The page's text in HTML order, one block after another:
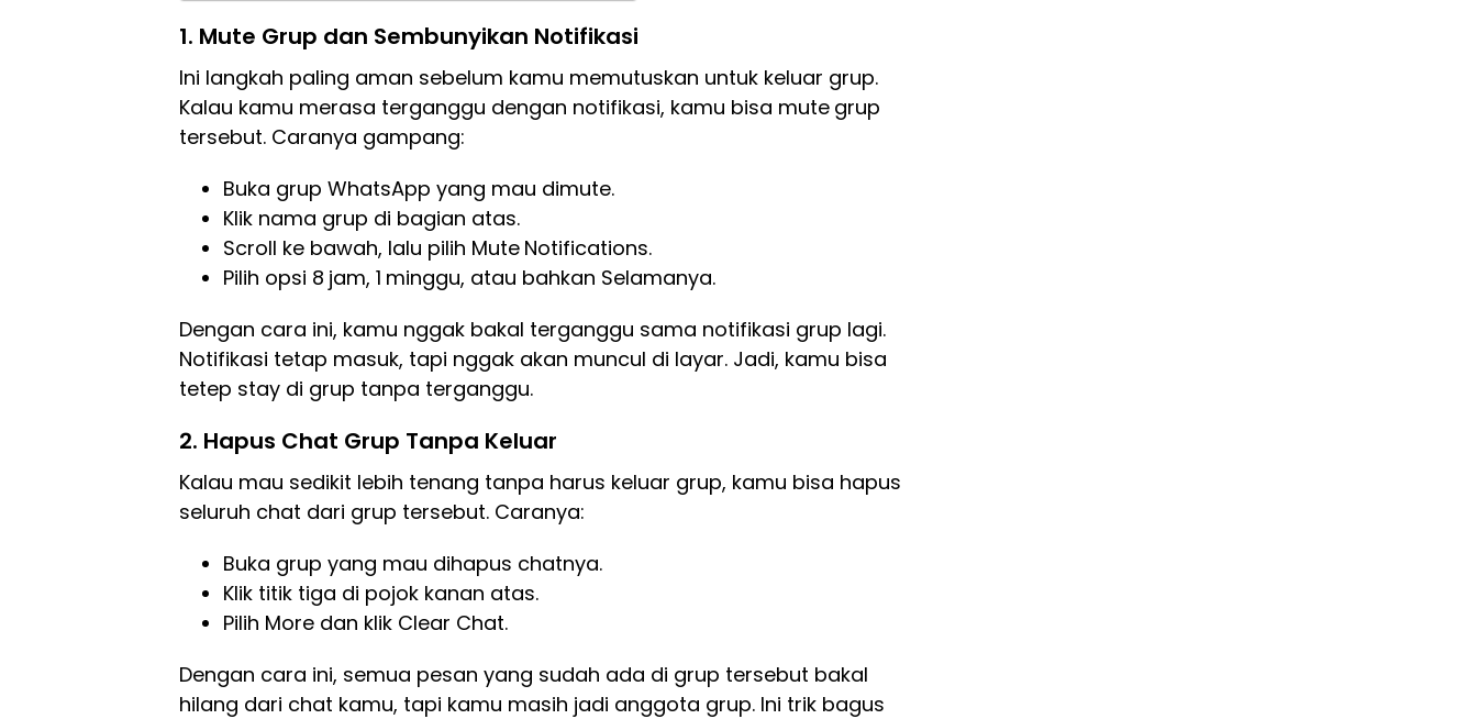
1. Mute Grup dan Sembunyikan Notifikasi
Ini langkah paling aman sebelum kamu memutuskan untuk keluar grup.
Kalau kamu merasa terganggu dengan notifikasi, kamu bisa mute grup
tersebut. Caranya gampang:
Buka grup WhatsApp yang mau dimute.
Klik nama grup di bagian atas.
Scroll ke bawah, lalu pilih Mute Notifications.
Pilih opsi 8 jam, 1 minggu, atau bahkan Selamanya.
Dengan cara ini, kamu nggak bakal terganggu sama notifikasi grup lagi.
Notifikasi tetap masuk, tapi nggak akan muncul di layar. Jadi, kamu bisa
tetep stay di grup tanpa terganggu.
2. Hapus Chat Grup Tanpa Keluar
Kalau mau sedikit lebih tenang tanpa harus keluar grup, kamu bisa hapus
seluruh chat dari grup tersebut. Caranya:
Buka grup yang mau dihapus chatnya.
Klik titik tiga di pojok kanan atas.
Pilih More dan klik Clear Chat.
Dengan cara ini, semua pesan yang sudah ada di grup tersebut bakal
hilang dari chat kamu, tapi kamu masih jadi anggota grup. Ini trik bagus